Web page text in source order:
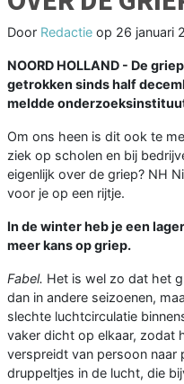
Door Redactie op 26 januari
NOORD HOLLAND - De
getrokken sinds half
meldde
Om ons heen is dit ook te
ziek op scholen en bij
eigenlijk over de griep? NH
voor je op een rijtje.
In de winter heb je een
meer kans op griep.
Fabel. Het is wel zo dat het
dan in andere seizoenen,
slechte luchtcirculatie
vaker dicht op elkaar, zodat
verspreidt van persoon naar
druppeltjes in de lucht, die